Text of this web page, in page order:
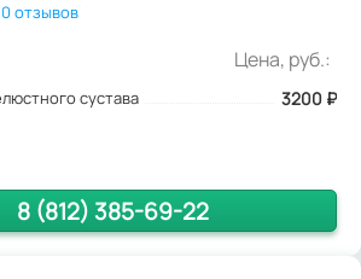
отзывов
Цена, руб.:
сустава 3200 ₽
8 (812) 385-69-22